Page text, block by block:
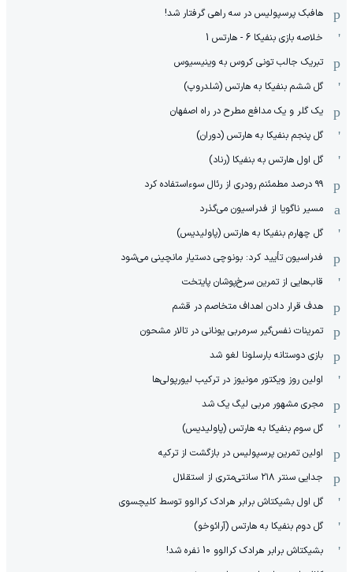
هافبک پرسپولیس در سه راهی گرفتار شد!
خلاصه بازی بنفیکا 6 - هارتس 1
تبریک جالب تونی کروس به وینیسیوس
گل ششم بنفیکا به هارتس (شلدروپ)
یک گلر و یک مدافع مطرح در راه اصفهان
گل پنجم بنفیکا به هارتس (دوران)
گل اول هارتس به بنفیکا (رناد)
۹۹ درصد مطمئنم رودری از رئال سوءاستفاده کرد
مسیر ناگویا از فدراسیون می‌گذرد
گل چهارم بنفیکا به هارتس (پاولیدیس)
فدراسیون تأیید کرد: بونوچی دستیار مانچینی می‌شود
قاب‌هایی از تمرین سرخ‌پوشان پایتخت
هدف قرار دادن اهداف متخاصم در قشم
‏تمرینات نفس‌گیر سرمربی یونانی در تالار مشحون
بازی دوستانه بارسلونا لغو شد
اولین روز ویکتور مونیوز در ترکیب لیورپولی‌ها
مجری مشهور مربی لیگ یک شد
گل سوم بنفیکا به هارتس (پاولیدیس)
اولین تمرین پرسپولیس در بازگشت از ترکیه
جدایی سنتر ۲۱۸ سانتی‌متری از استقلال
گل اول بشیکتاش برابر هرادک کرالوو توسط کلیچسوی
گل دوم بنفیکا به هارتس (آرائوخو)
بشیکتاش برابر هرادک کرالوو 10 نفره شد!